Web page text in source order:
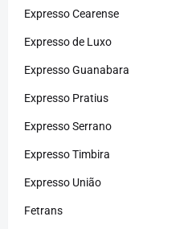
Expresso Cearense
Expresso de Luxo
Expresso Guanabara
Expresso Pratius
Expresso Serrano
Expresso Timbira
Expresso União
Fetrans